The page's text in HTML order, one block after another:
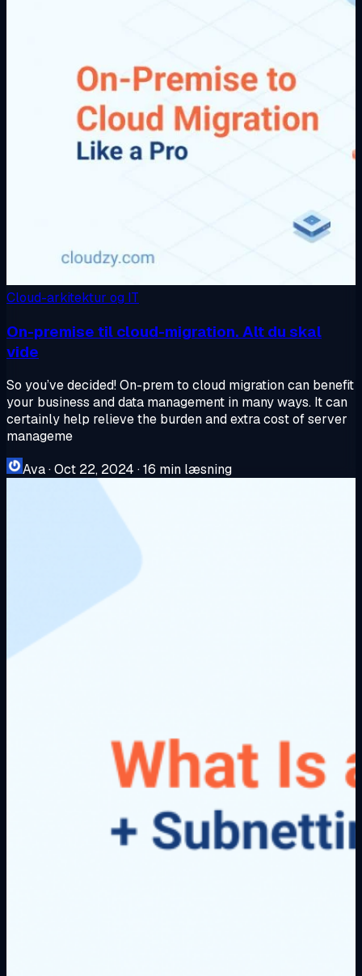
Cloud-arkitektur og IT
On-premise til cloud-migration. Alt du skal
vide
So you’ve decided! On-prem to cloud migration can benefit
your business and data management in many ways. It can
certainly help relieve the burden and extra cost of server
manageme
Ava·Oct 22, 2024 ·16 min læsning